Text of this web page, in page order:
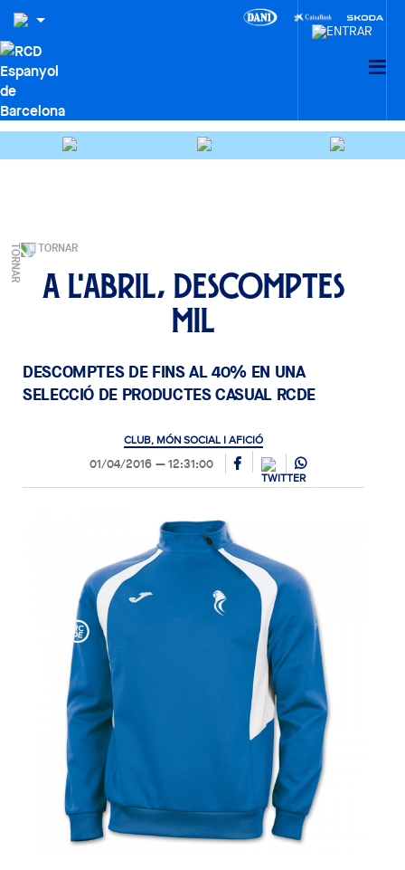
TORNAR
A l'abril, descomptes
mil
DESCOMPTES DE FINS AL 40% EN UNA
SELECCIÓ DE PRODUCTES CASUAL RCDE
CLUB, MÓN SOCIAL I AFICIÓ
01/04/2016 12:31:00